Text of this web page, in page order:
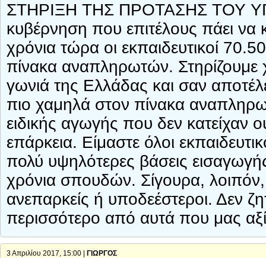
ΣΤΗΡΙΞΗ ΤΗΣ ΠΡΟΤΑΣΗΣ ΤΟΥ
κυβέρνηση που επιτέλους πάει να
χρόνια τώρα οι εκπαιδευτικοί
πίνακα αναπληρωτών. Στηρίζουμε
γωνιά της Ελλάδας και σαν
πιο χαμηλά στον πίνακα
ειδικής αγωγής που δεν κατείχαν
επάρκεια. Είμαστε όλοι
πολύ υψηλότερες βάσεις
χρόνια σπουδών. Σίγουρα,
ανεπαρκείς ή υποδεέστεροι. Δεν
περισσότερο από αυτά που μας
3 Απριλίου 2017, 15:00 | ΓΙΩΡΓΟΣ